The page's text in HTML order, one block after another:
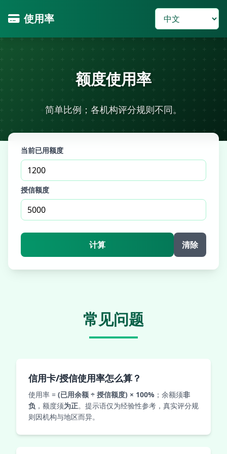
使用率
额度使用率
简单比例；各机构评分规则不同。
当前已用额度
授信额度
计算 清除
常见问题
信用卡/授信使用率怎么算？
使用率 = (已用余额 ÷ 授信额度) × 100% ；余额须非
负 ，额度须为正。提示语仅为经验性参考，真实评分规
则因机构与地区而异。